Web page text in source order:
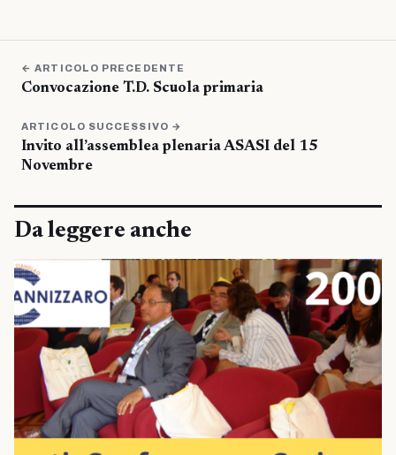
← ARTICOLO PRECEDENTE
Convocazione T.D. Scuola primaria
ARTICOLO SUCCESSIVO →
Invito all’assemblea plenaria ASASI del 15
Novembre
Da leggere anche